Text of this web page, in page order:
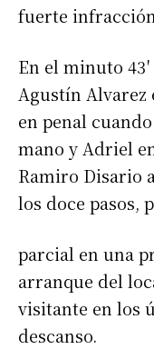
fuerte
En el minuto
Agustín Alvarez
en penal
mano y Adriel
Ramiro Disario
los doce pasos,
parcial en una
arranque del
visitante en los
descanso.